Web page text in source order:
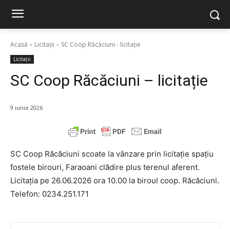
Acasă Licitații SC Coop Răcăciuni - licitație
Licitații
SC Coop Răcăciuni – licitație
9 iunie 2026
SC Coop Răcăciuni scoate la vânzare prin licitație spațiu
fostele birouri, Faraoani clădire plus terenul aferent.
Licitația pe 26.06.2026 ora 10.00 la biroul coop. Răcăciuni.
Telefon: 0234.251.171